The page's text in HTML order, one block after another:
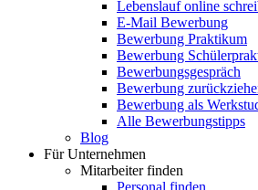
Lebenslauf online
E-Mail Bewerbung
Bewerbung Praktikum
Bewerbung
Bewerbungsgespräch
Bewerbung
Bewerbung als
Alle Bewerbungstipps
Blog
Für Unternehmen
Mitarbeiter finden
Personal finden